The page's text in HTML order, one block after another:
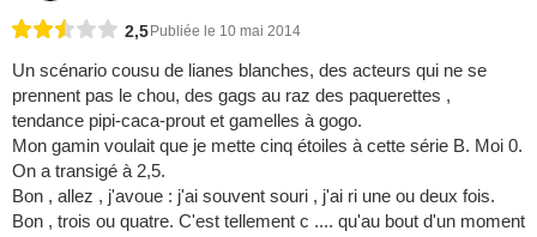
2,5 Publiée le 10 mai 2014
Un scénario cousu de lianes blanches, des acteurs qui ne se
prennent pas le chou, des gags au raz des paquerettes ,
tendance pipi-caca-prout et gamelles à gogo.
Mon gamin voulait que je mette cinq étoiles à cette série B. Moi 0.
On a transigé à 2,5.
Bon , allez , j'avoue : j'ai souvent souri , j'ai ri une ou deux fois.
Bon , trois ou quatre. C'est tellement c .... qu'au bout d'un moment